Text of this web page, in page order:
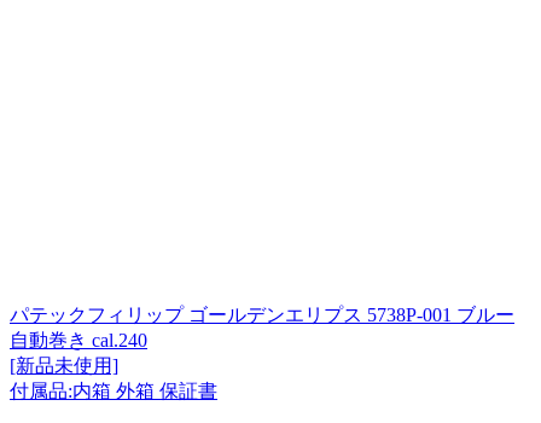
パテックフィリップ ゴールデンエリプス 5738P-001 ブルー
自動巻き cal.240
[新品未使用]
付属品:内箱 外箱 保証書